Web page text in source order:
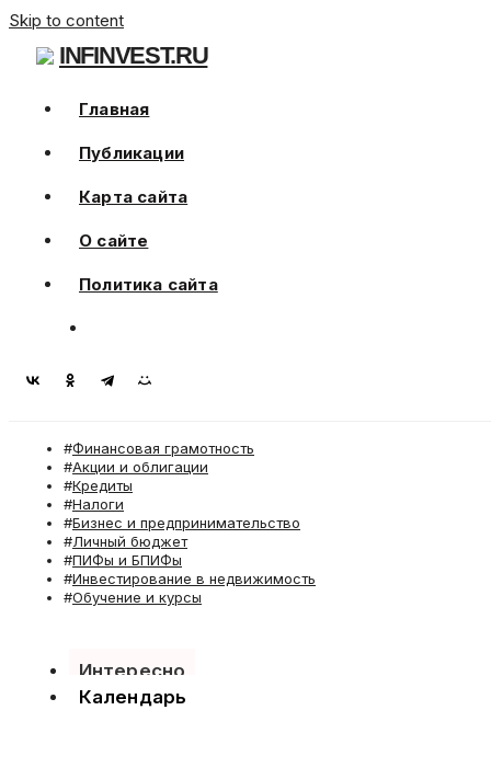
Skip to content
INFINVEST.RU
Главная
Публикации
Карта сайта
О сайте
Политика сайта
Финансовая грамотность
Акции и облигации
Кредиты
Налоги
Бизнес и предпринимательство
Личный бюджет
ПИФы и БПИФы
Инвестирование в недвижимость
Обучение и курсы
Интересно
Календарь